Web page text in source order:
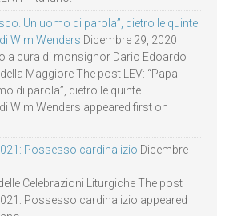
Un uomo di parola”, dietro le quinte
Wim Wenders Dicembre 29, 2020
a cura di monsignor Dario Edoardo
Maggiore The post LEV: “Papa
di parola”, dietro le quinte
Wim Wenders appeared first on
Possesso cardinalizio Dicembre
Celebrazioni Liturgiche The post
Possesso cardinalizio appeared